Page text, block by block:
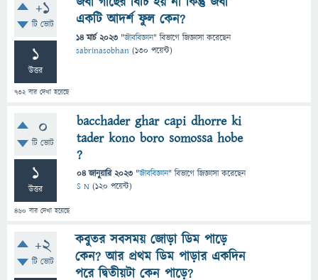
+1
টি ভোট
1
উত্তর
732বার দেখা হয়েছে
একটি আদর্শ ফুল কেন?
14 মার্চ 2023 "জীববিজ্ঞান" বিভাগে জিজ্ঞাসাকরেছেন
sabrinasobhan (130 পয়েন্ট)
0
টি ভোট
1
উত্তর
460 বার দেখা হয়েছে
bacchader ghar capi dhorre ki
tader kono boro somossa hobe
?
04 জানুয়ারি 2023 "জীববিজ্ঞান" বিভাগে জিজ্ঞাসাকরেছেন
S N (120 পয়েন্ট)
+2
টি ভোট
কবুতর সবসময় জোড়া ডিম পাড়ে
কেন? আর প্রথম ডিম পাড়ার একদিন
পরে দ্বিতীয়টা কেন পাড়ে?